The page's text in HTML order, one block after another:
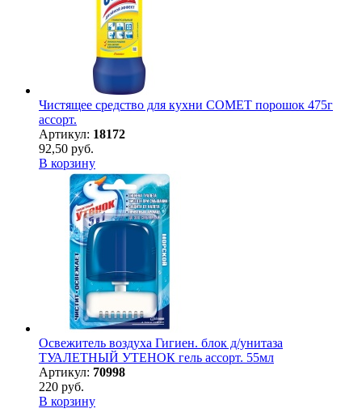
Чистящее средство для кухни COMET порошок 475г
ассорт.
Артикул: 18172
92,50 руб.
В корзину
Освежитель воздуха Гигиен. блок д/унитаза
ТУАЛЕТНЫЙ УТЕНОК гель ассорт. 55мл
Артикул: 70998
220 руб.
В корзину